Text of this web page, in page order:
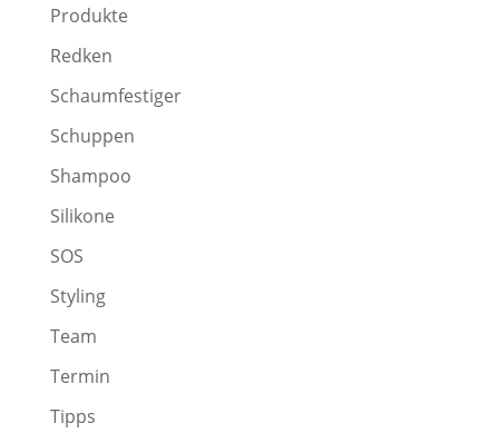
Produkte
Redken
Schaumfestiger
Schuppen
Shampoo
Silikone
SOS
Styling
Team
Termin
Tipps